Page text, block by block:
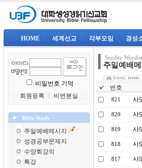
HOME 세계선교 각부모임 경성
비밀번호 기억
회원등록
비번분실
Bible Study
주일예배메시지
성경공부문제지
수양회강의
특강
Sunday
주일예배메
번호
821 사
820 사
819 사
818 사
817 사